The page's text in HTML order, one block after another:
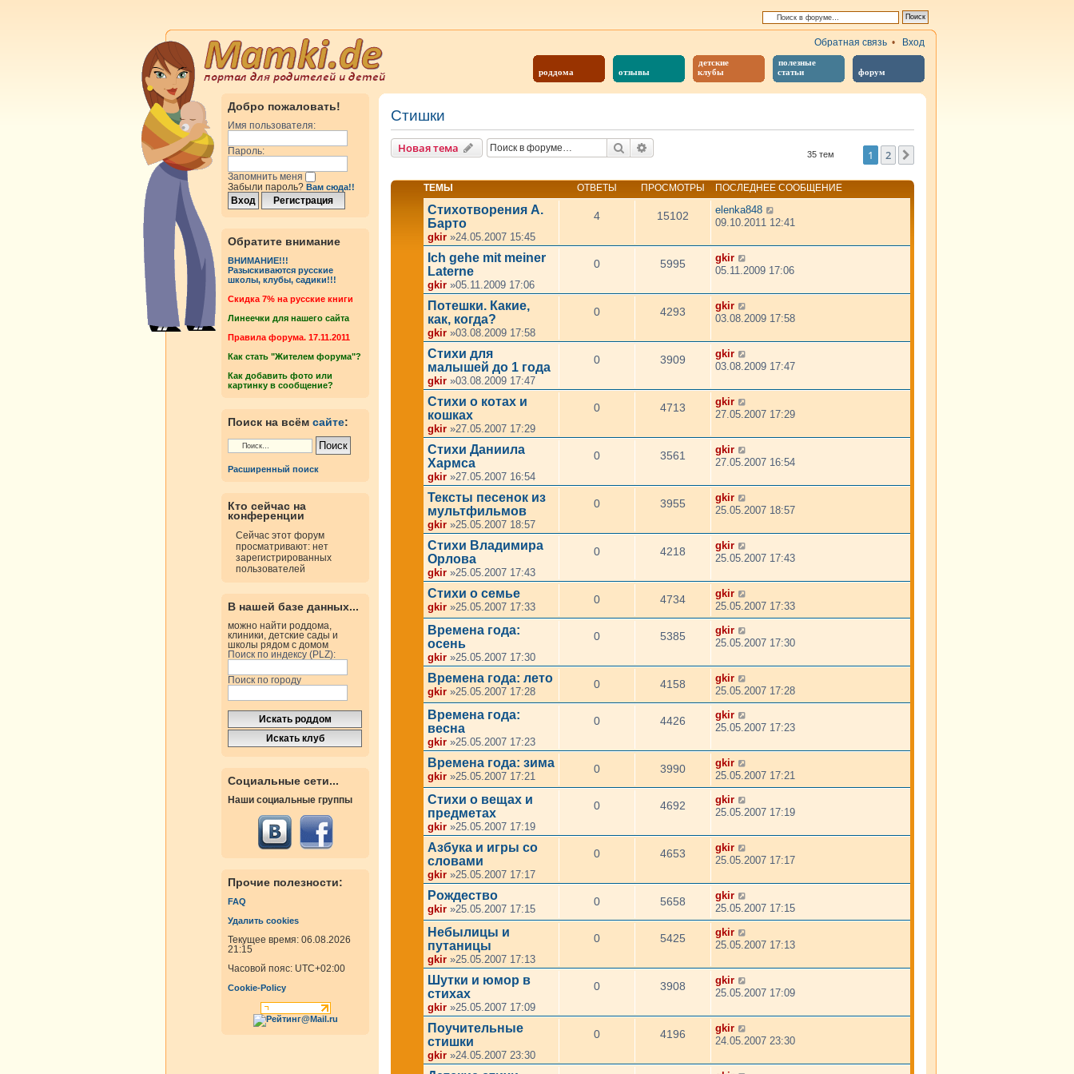
роддома отзывы
детские
клубы
полезные
статьи
форум
Обратная связь • Вход
Добро пожаловать!
Имя пользователя:
Пароль:
Запомнить меня
Забыли пароль? Вам сюда!!
Обратите внимание
ВНИМАНИЕ!!!
Разыскиваются русские
школы, клубы, садики!!!
Cкидка 7% на русские книги
Линеечки для нашего сайта
Правила форума. 17.11.2011
Как стать "Жителем форума"?
Как добавить фото или
картинку в сообщение?
Поиск на всём сайте:
Расширенный поиск
Кто сейчас на
конференции
Сейчас этот форум
просматривают: нет
зарегистрированных
пользователей
В нашей базе данных...
можно найти роддома,
клиники, детские сады и
школы рядом с домом
Поиск по индексу (PLZ):
Поиск по городу
Социальные сети...
Наши социальные группы
Прочие полезности:
FAQ
Удалить cookies
Текущее время: 06.08.2026
21:15
Часовой пояс: UTC+02:00
Cookie-Policy
Стишки
Новая тема Поиск 35 тем 1 2
ТЕМЫ ОТВЕТЫ ПРОСМОТРЫ ПОСЛЕДНЕЕ СООБЩЕНИЕ
Стихотворения А.
Барто
gkir »24.05.2007 15:45
4 15102
elenka848
09.10.2011 12:41
Ich gehe mit meiner
Laterne
gkir »05.11.2009 17:06
0 5995
gkir
05.11.2009 17:06
Потешки. Какие,
как, когда?
gkir »03.08.2009 17:58
0 4293
gkir
03.08.2009 17:58
Стихи для
малышей до 1 года
gkir »03.08.2009 17:47
0 3909
gkir
03.08.2009 17:47
Стихи о котах и
кошках
gkir »27.05.2007 17:29
0 4713
gkir
27.05.2007 17:29
Стихи Даниила
Хармса
gkir »27.05.2007 16:54
0 3561
gkir
27.05.2007 16:54
Тексты песенок из
мультфильмов
gkir »25.05.2007 18:57
0 3955
gkir
25.05.2007 18:57
Стихи Владимира
Орлова
gkir »25.05.2007 17:43
0 4218
gkir
25.05.2007 17:43
Стихи о семье
gkir »25.05.2007 17:33
0 4734
gkir
25.05.2007 17:33
Времена года:
осень
gkir »25.05.2007 17:30
0 5385
gkir
25.05.2007 17:30
Времена года: лето
gkir »25.05.2007 17:28
0 4158
gkir
25.05.2007 17:28
Времена года:
весна
gkir »25.05.2007 17:23
0 4426
gkir
25.05.2007 17:23
Времена года: зима
gkir »25.05.2007 17:21
0 3990
gkir
25.05.2007 17:21
Стихи о вещах и
предметах
gkir »25.05.2007 17:19
0 4692
gkir
25.05.2007 17:19
Азбука и игры со
словами
gkir »25.05.2007 17:17
0 4653
gkir
25.05.2007 17:17
Рождество
gkir »25.05.2007 17:15
0 5658
gkir
25.05.2007 17:15
Небылицы и
путаницы
gkir »25.05.2007 17:13
0 5425
gkir
25.05.2007 17:13
Шутки и юмор в
стихах
gkir »25.05.2007 17:09
0 3908
gkir
25.05.2007 17:09
Поучительные
стишки
gkir »24.05.2007 23:30
0 4196
gkir
24.05.2007 23:30